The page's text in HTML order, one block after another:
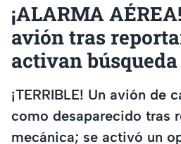
¡ALARMA
avión tras
activan
¡TERRIBLE! Un avión de
como desaparecido tras
mecánica; se activó un